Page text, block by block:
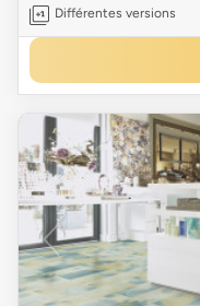
Différentes versions